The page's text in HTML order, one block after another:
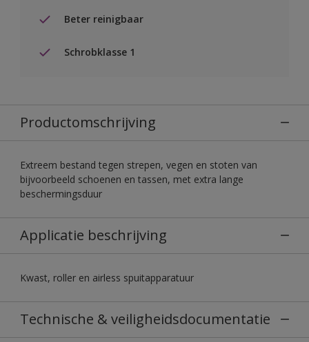
Beter reinigbaar
Schrobklasse 1
Productomschrijving
Extreem bestand tegen strepen, vegen en stoten van
bijvoorbeeld schoenen en tassen, met extra lange
beschermingsduur
Applicatie beschrijving
Kwast, roller en airless spuitapparatuur
Technische & veiligheidsdocumentatie